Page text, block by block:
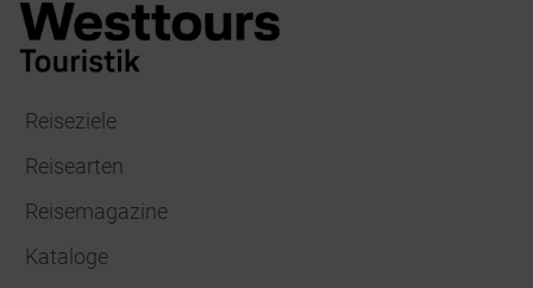
Reiseziele
Reisearten
Reisemagazine
Kataloge